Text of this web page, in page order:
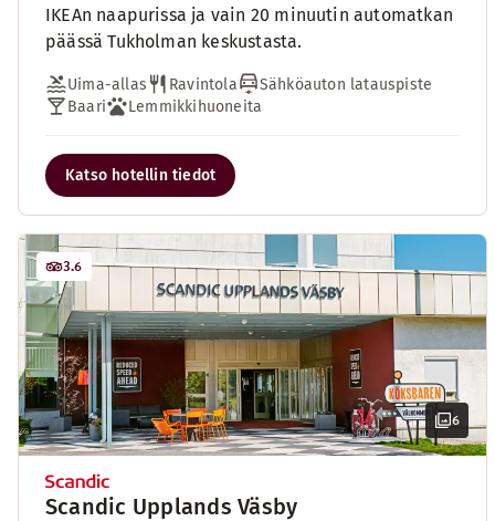
IKEAn naapurissa ja vain 20 minuutin automatkan
päässä Tukholman keskustasta.
Uima-allas Ravintola
Sähköauton latauspiste
Baari
Lemmikkihuoneita
Katso hotellin tiedot
6
3.6
Scandic Upplands Väsby